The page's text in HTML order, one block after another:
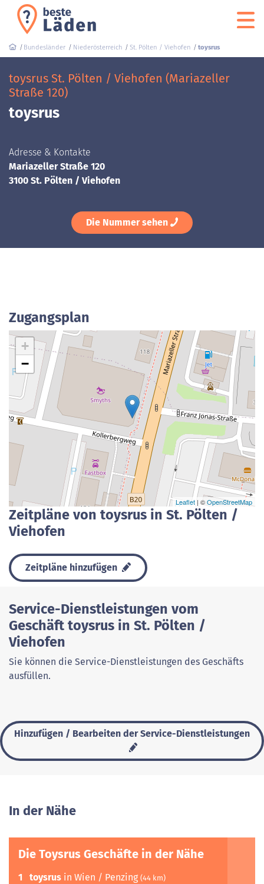
Bundesländer Niederösterreich St. Pölten / Viehofen toysrus
toysrus St. Pölten / Viehofen (Mariazeller
Straße 120)
toysrus
Adresse & Kontakte
Mariazeller Straße 120
3100 St. Pölten / Viehofen
Die Nummer sehen
Zugangsplan
+
−
Leaflet | ©OpenStreetMap
Zeitpläne von toysrus in St. Pölten /
Viehofen
Zeitpläne hinzufügen
Service-Dienstleistungen vom
Geschäft toysrus in St. Pölten /
Viehofen
Sie können die Service-Dienstleistungen des Geschäfts
ausfüllen.
Hinzufügen / Bearbeiten der Service-Dienstleistungen
In der Nähe
Die Toysrus Geschäfte in der Nähe
1 toysrus in Wien / Penzing (44 km)